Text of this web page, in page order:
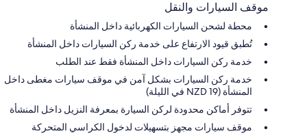
موقف السيارات والنقل
محطة لشحن السيارات الكهربائية داخل المنشأة
تُطبق قيود الارتفاع على خدمة ركن السيارات داخل المنشأة
خدمة ركن السيارات داخل المنشأة فقط عند الطلب
خدمة ركن السيارات بشكل آمن في موقف سيارات مغطى داخل
المنشأة (NZD 19 في الليلة)
تتوفر أماكن محدودة لركن السيارة بمعرفة النزيل داخل المنشأة
موقف سيارات مجهز بتسهيلات لدخول الكراسي المتحركة